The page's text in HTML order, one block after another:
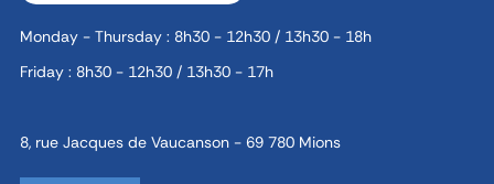
Monday - Thursday : 8h30 - 12h30 / 13h30 - 18h
Friday : 8h30 - 12h30 / 13h30 - 17h
8, rue Jacques de Vaucanson - 69 780 Mions